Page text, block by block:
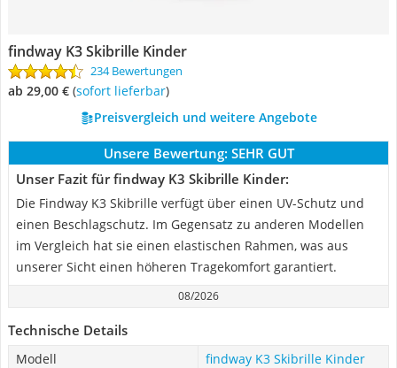
findway K3 Skibrille Kinder
234 Bewertungen
ab 29,00 € ( Sofort lieferbar)
Preisvergleich und weitere Angebote
Unsere Bewertung: SEHR GUT
Unser Fazit für findway K3 Skibrille Kinder:
Die Findway K3 Skibrille verfügt über einen UV-Schutz und
einen Beschlagschutz. Im Gegensatz zu anderen Modellen
im Vergleich hat sie einen elastischen Rahmen, was aus
unserer Sicht einen höheren Tragekomfort garantiert.
08/2026
Technische Details
Modell
findway K3 Skibrille Kinder